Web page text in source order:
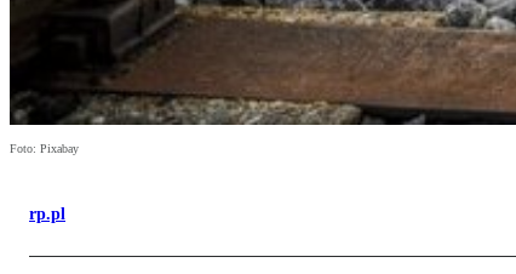
Foto: Pixabay
rp.pl